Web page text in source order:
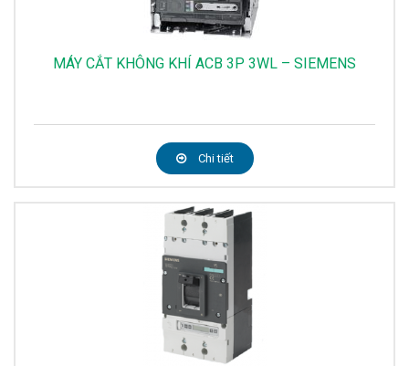
MÁY CẮT KHÔNG KHÍ ACB 3P 3WL – SIEMENS
Chi tiết